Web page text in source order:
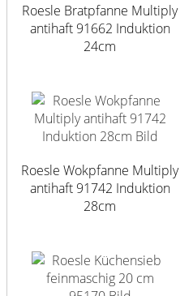
Roesle Bratpfanne Multiply
antihaft 91662 Induktion
24cm
Roesle Wokpfanne Multiply
antihaft 91742 Induktion
28cm